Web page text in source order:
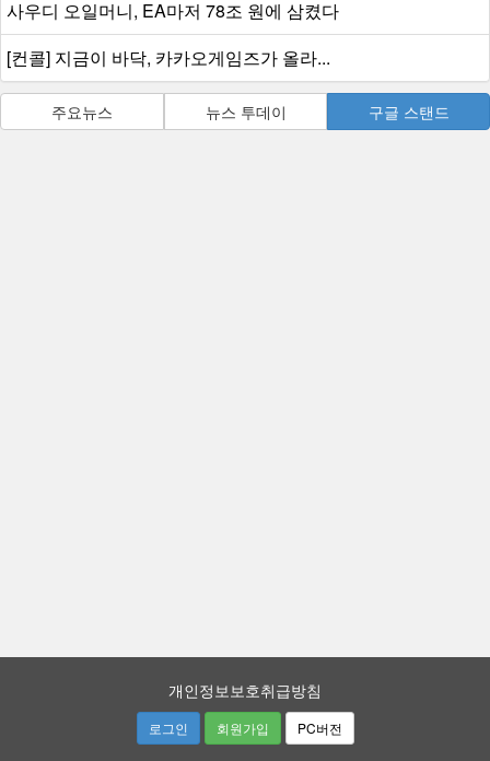
사우디 오일머니, EA마저 78조 원에 삼켰다
[컨콜] 지금이 바닥, 카카오게임즈가 올라...
주요뉴스 뉴스 투데이 구글 스탠드
개인정보보호취급방침
로그인 회원가입 PC버전